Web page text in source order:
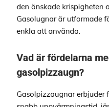
den önskade krispigheten
Gasolugnar är utformade
enkla att använda.
Vad är fördelarna
gasolpizzaugn?
Gasolpizzaugnar erbjuder